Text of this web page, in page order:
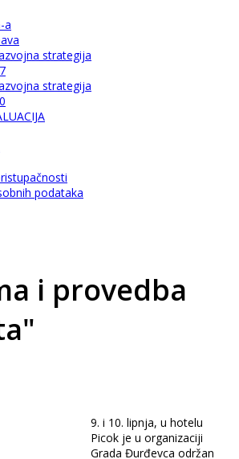
a
strategija
strategija
podataka
i provedba
9. i 10. lipnja, u hotelu
Picok je u organizaciji
Grada Đurđevca održan